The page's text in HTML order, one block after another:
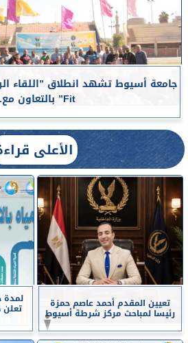
Fit” بالتعاون مع...
الأعلى
تعيين المقدم أحمد عاصم حمزة
رئيسا لمباحث مركز شرطة أسيوط تعلن